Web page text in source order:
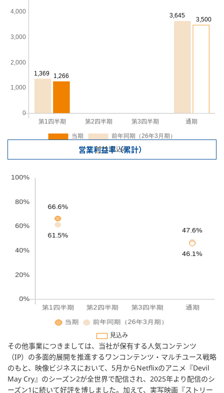
見込み
営業利益率（累計）
見込み
その他事業につきましては、当社が保有する人気コンテンツ
（IP）の多面的展開を推進するワンコンテンツ・マルチユース戦略
のもと、映像ビジネスにおいて、5月からNetflixのアニメ『Devil
May Cry』のシーズン2が全世界で配信され、2025年より配信のシ
ーズン1に続いて好評を博しました。加えて、実写映画『ストリー